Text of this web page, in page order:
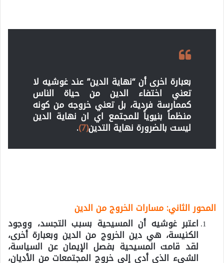
بعبارة اخرى أن “نهاية الدين” عند غوشيه لا
تعني اختفاء الدين من حياة الناس
كممارسة فردية، بل تعني خروجه من كونه
منظماً بنيوياً للمجتمع اي ان نهاية الدين
ليست بالضرورة نهاية التدين(7)
.
المحور الثاني: مسارات الخروج من الدين
اعتبر غوشيه أن المسيحية بسبب التجسد، ووجود
الكنيسة، هي دين الخروج من الدين وبعبارة أخرى،
لقد قامت المسيحية بفصل الإيمان عن السياسة،
الشيء الذي أدى إلى خروج المجتمعات من الأديان،